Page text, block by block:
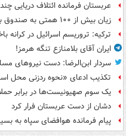
عربستان فرمانده ائتلاف دریایی
زیان بیش از ۱۰۰ همتی به صندوق‌ بازنشستگی نفت
ترکیه: تروریسم اسرائیل در کرانه
ایران آقای بلامنازع تنگه هرمز!
سردار ابن‌الرضا: دست نیروهای
تکذیب ادعای «نحوه ردزنی محل
یک‌ سوم صهیونیست‌ها در برابر
دشان از دست عربستان فرار کرد
پیام فرمانده هوافضای سپاه به